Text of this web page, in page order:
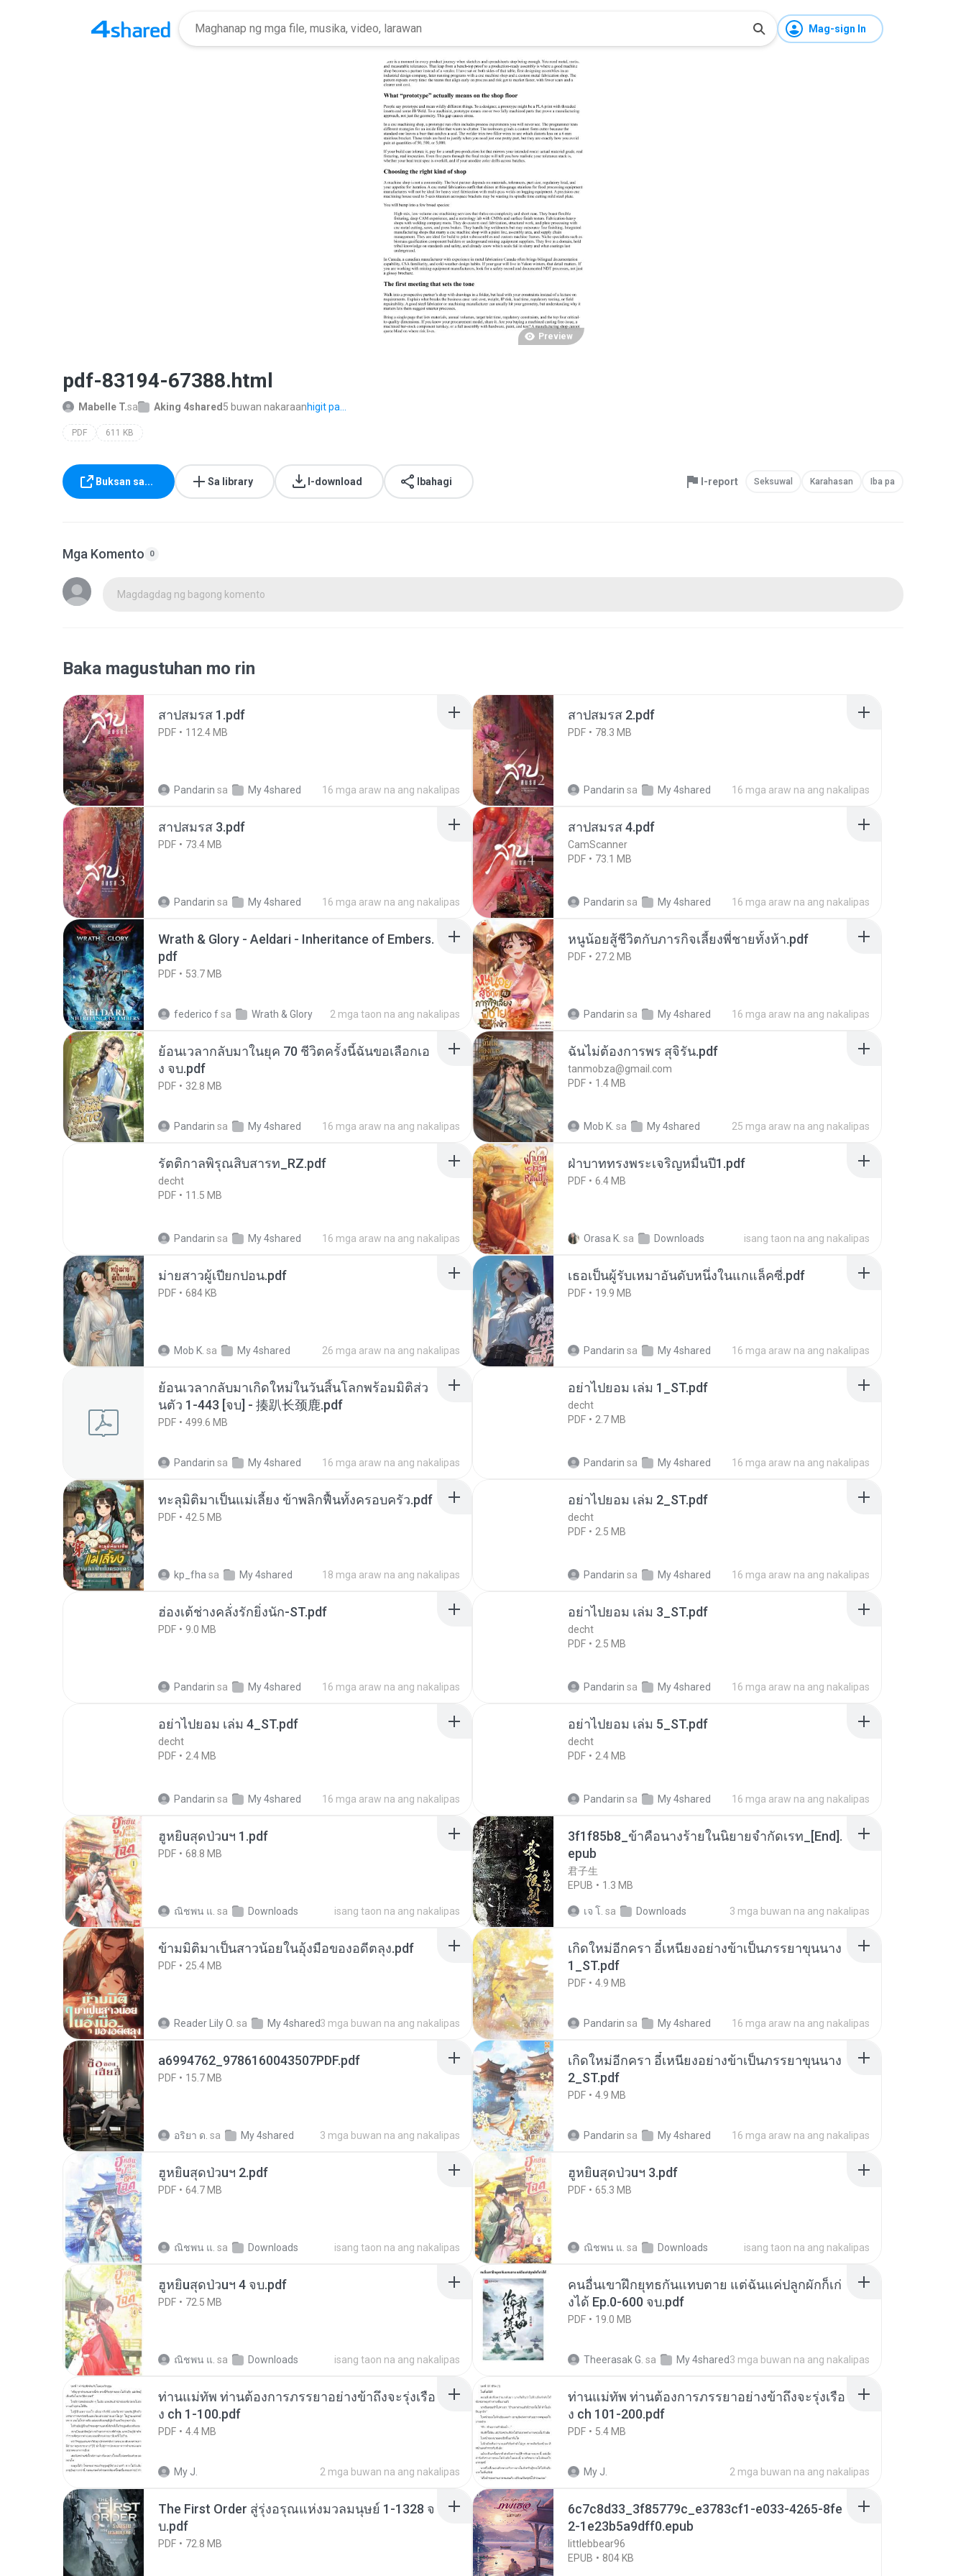
Mag-sign In
Preview
pdf-83194-67388.html
Mabelle T.sa Aking 4shared 5 buwan nakaraanhigit pa...
PDF 611 KB
Buksan sa... Sa library I-download Ibahagi I-report Seksuwal Karahasan Iba pa
Mga Komento 0
Magdagdag ng bagong komento
Baka magustuhan mo rin
สาปสมรส 1.pdf
PDF 112.4 MB
Pandarin sa My 4shared 16 mga araw na ang nakalipas
สาปสมรส 2.pdf
PDF 78.3 MB
Pandarin sa My 4shared 16 mga araw na ang nakalipas
สาปสมรส 3.pdf
PDF 73.4 MB
Pandarin sa My 4shared 16 mga araw na ang nakalipas
สาปสมรส 4.pdf
CamScanner
PDF
73.1 MB
Pandarin sa My 4shared 16 mga araw na ang nakalipas
Wrath & Glory - Aeldari - Inheritance of Embers.
pdf
PDF 53.7 MB
federico fsa Wrath & Glory 2 mga taon na ang nakalipas
หนูน้อยสู้ชีวิตกับภารกิจเลี้ยงพี่ชายทั้งห้า.pdf
PDF 27.2 MB
Pandarin sa My 4shared 16 mga araw na ang nakalipas
ย้อนเวลากลับมาในยุค 70 ชีวิตครั้งนี้ฉันขอเลือกเอ
ง จบ.pdf
PDF 32.8 MB
Pandarin sa My 4shared 16 mga araw na ang nakalipas
ฉันไม่ต้องการพร สุจิรัน.pdf
tanmobza@gmail.com
PDF
1.4 MB
Mob K. sa My 4shared 25 mga araw na ang nakalipas
รัตติกาลพิรุณสิบสารท_RZ.pdf
decht
PDF
11.5 MB
Pandarin sa My 4shared 16 mga araw na ang nakalipas
ฝ่าบาททรงพระเจริญหมื่นปี1.pdf
PDF 6.4 MB
Orasa K. sa Downloads isang taon na ang nakalipas
ม่ายสาวผู้เปียกปอน.pdf
PDF 684 KB
Mob K. sa My 4shared 26 mga araw na ang nakalipas
เธอเป็นผู้รับเหมาอันดับหนึ่งในแกแล็คซี่.pdf
PDF 19.9 MB
Pandarin sa My 4shared 16 mga araw na ang nakalipas
ย้อนเวลากลับมาเกิดใหม่ในวันสิ้นโลกพร้อมมิติส่ว
นตัว 1-443 [จบ] - 揍趴长颈鹿.pdf
PDF 499.6 MB
Pandarin sa My 4shared 16 mga araw na ang nakalipas
อย่าไปยอม เล่ม 1_ST.pdf
decht
PDF
2.7 MB
Pandarin sa My 4shared 16 mga araw na ang nakalipas
ทะลุมิติมาเป็นแม่เลี้ยง ข้าพลิกฟื้นทั้งครอบครัว.pdf
PDF 42.5 MB
kp_fha sa My 4shared 18 mga araw na ang nakalipas
อย่าไปยอม เล่ม 2_ST.pdf
decht
PDF
2.5 MB
Pandarin sa My 4shared 16 mga araw na ang nakalipas
ฮ่องเต้ช่างคลั่งรักยิ่งนัก-ST.pdf
PDF 9.0 MB
Pandarin sa My 4shared 16 mga araw na ang nakalipas
อย่าไปยอม เล่ม 3_ST.pdf
decht
PDF
2.5 MB
Pandarin sa My 4shared 16 mga araw na ang nakalipas
อย่าไปยอม เล่ม 4_ST.pdf
decht
PDF
2.4 MB
Pandarin sa My 4shared 16 mga araw na ang nakalipas
อย่าไปยอม เล่ม 5_ST.pdf
decht
PDF
2.4 MB
Pandarin sa My 4shared 16 mga araw na ang nakalipas
ฮูหยิuสุดป่วuฯ 1.pdf
PDF 68.8 MB
ณิชพน แ. sa Downloads isang taon na ang nakalipas
3f1f85b8_ข้าคือนางร้ายในนิยายจำกัดเรท_[End].
epub
君子生
EPUB
1.3 MB
เจ โ. sa Downloads 3 mga buwan na ang nakalipas
ข้ามมิติมาเป็นสาวน้อยในอุ้งมือของอดีตลุง.pdf
PDF 25.4 MB
Reader Lily O. sa My 4shared3 mga buwan na ang nakalipas
เกิดใหม่อีกครา อี๋เหนียงอย่างข้าเป็นภรรยาขุนนาง
1_ST.pdf
PDF 4.9 MB
Pandarin sa My 4shared 16 mga araw na ang nakalipas
a6994762_9786160043507PDF.pdf
PDF 15.7 MB
อริยา ด. sa My 4shared 3 mga buwan na ang nakalipas
เกิดใหม่อีกครา อี๋เหนียงอย่างข้าเป็นภรรยาขุนนาง
2_ST.pdf
PDF 4.9 MB
Pandarin sa My 4shared 16 mga araw na ang nakalipas
ฮูหยิuสุดป่วuฯ 2.pdf
PDF 64.7 MB
ณิชพน แ. sa Downloads isang taon na ang nakalipas
ฮูหยิuสุดป่วuฯ 3.pdf
PDF 65.3 MB
ณิชพน แ. sa Downloads isang taon na ang nakalipas
ฮูหยิuสุดป่วuฯ 4 จบ.pdf
PDF 72.5 MB
ณิชพน แ. sa Downloads isang taon na ang nakalipas
คนอื่นเขาฝึกยุทธกันแทบตาย แต่ฉันแค่ปลูกผักก็เก่
งได้ Ep.0-600 จบ.pdf
PDF 19.0 MB
Theerasak G. sa My 4shared3 mga buwan na ang nakalipas
ท่านแม่ทัพ ท่านต้องการภรรยาอย่างข้าถึงจะรุ่งเรือ
ง ch 1-100.pdf
PDF 4.4 MB
My J. 2 mga buwan na ang nakalipas
ท่านแม่ทัพ ท่านต้องการภรรยาอย่างข้าถึงจะรุ่งเรือ
ง ch 101-200.pdf
PDF 5.4 MB
My J. 2 mga buwan na ang nakalipas
The First Order สู่รุ่งอรุณแห่งมวลมนุษย์ 1-1328 จ
บ.pdf
PDF 72.8 MB
6c7c8d33_3f85779c_e3783cf1-e033-4265-8fe
2-1e23b5a9dff0.epub
littlebbear96
EPUB
804 KB